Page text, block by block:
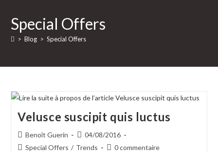
Special Offers
> Blog > Special Offers
Velusce suscipit quis luctus
Auteur/autrice
de
Benoît Guerin
Publication
publiée :
04/08/2016
PostSpecial Offers / Trends
Commentaires
0 commentaire